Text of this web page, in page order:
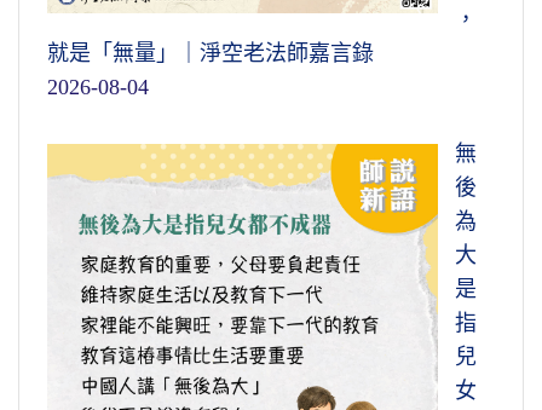
，
就是「無量」｜淨空老法師嘉言錄
2026-08-04
無
後
為
大
是
指
兒
女